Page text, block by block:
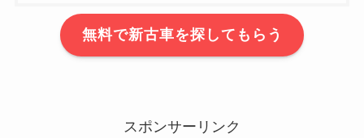
無料で新古車を探してもらう
スポンサーリンク